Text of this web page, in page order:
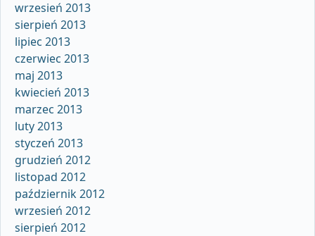
wrzesień 2013
sierpień 2013
lipiec 2013
czerwiec 2013
maj 2013
kwiecień 2013
marzec 2013
luty 2013
styczeń 2013
grudzień 2012
listopad 2012
październik 2012
wrzesień 2012
sierpień 2012